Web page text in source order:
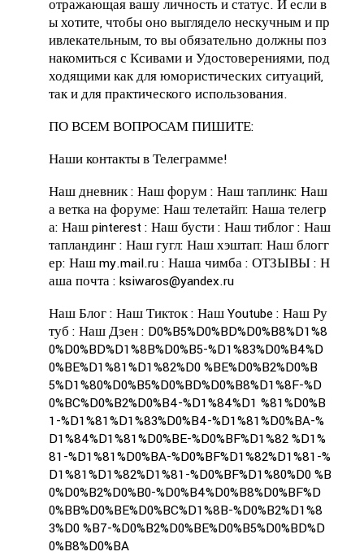
отражающая вашу личность и статус. И если в
ы хотите, чтобы оно выглядело нескучным и пр
ивлекательным, то вы обязательно должны поз
накомиться с Ксивами и Удостоверениями, под
ходящими как для юмористических ситуаций,
так и для практического использования.
ПО ВСЕМ ВОПРОСАМ ПИШИТЕ:
Наши контакты в Телеграмме!
Наш дневник : Наш форум : Наш таплинк: Наш
а ветка на форуме: Наш телетайп: Наша телегр
а: Наш pinterest : Наш бусти : Наш тиблог : Наш
тапландинг : Наш гугл: Наш хэштап: Наш блогг
ер: Наш my.mail.ru : Наша чимба : ОТЗЫВЫ : Н
аша почта : ksiwaros@yandex.ru
Наш Блог : Наш Тикток : Наш Youtube : Наш Ру
туб : Наш Дзен : D0%B5%D0%BD%D0%B8%D1%8
0%D0%BD%D1%8B%D0%B5-%D1%83%D0%B4%D
0%BE%D1%81%D1%82%D0 %BE%D0%B2%D0%B
5%D1%80%D0%B5%D0%BD%D0%B8%D1%8F-%D
0%BC%D0%B2%D0%B4-%D1%84%D1 %81%D0%B
1-%D1%81%D1%83%D0%B4-%D1%81%D0%BA-%
D1%84%D1%81%D0%BE-%D0%BF%D1%82 %D1%
81-%D1%81%D0%BA-%D0%BF%D1%82%D1%81-%
D1%81%D1%82%D1%81-%D0%BF%D1%80%D0 %B
0%D0%B2%D0%B0-%D0%B4%D0%B8%D0%BF%D
0%BB%D0%BE%D0%BC%D1%8B-%D0%B2%D1%8
3%D0 %B7-%D0%B2%D0%BE%D0%B5%D0%BD%D
0%B8%D0%BA